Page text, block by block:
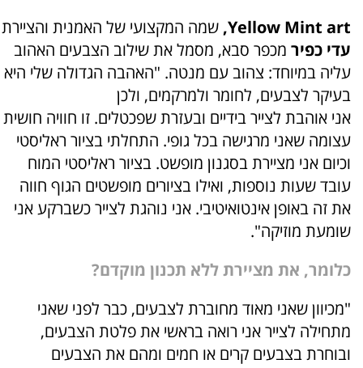
Yellow Mint art, שמה המקצועי של האמנית והציירת
עדי כפיר מכפר סבא, מסמל את שילוב הצבעים האהוב
עליה במיוחד: צהוב עם מנטה. "האהבה הגדולה שלי היא
בעיקר לצבעים, לחומר ולמרקמים, ולכן
אני אוהבת לצייר בידיים ובעזרת שפכטלים. זו חוויה חושית
עצומה שאני מרגישה בכל גופי. התחלתי בציור ראליסטי
וכיום אני מציירת בסגנון מופשט. בציור ראליסטי המוח
עובד שעות נוספות, ואילו בציורים מופשטים הגוף חווה
את זה באופן אינטואיטיבי. אני נוהגת לצייר כשברקע אני
שומעת מוזיקה".
כלומר, את מציירת ללא תכנון מוקדם?
"מכיוון שאני מאוד מחוברת לצבעים, כבר לפני שאני
מתחילה לצייר אני רואה בראשי את פלטת הצבעים,
ובוחרת בצבעים קרים או חמים ומהם את הצבעים